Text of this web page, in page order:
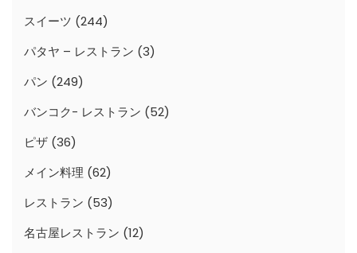
スイーツ (244)
パタヤ – レストラン (3)
パン (249)
バンコク- レストラン (52)
ピザ (36)
メイン料理 (62)
レストラン (53)
名古屋レストラン (12)